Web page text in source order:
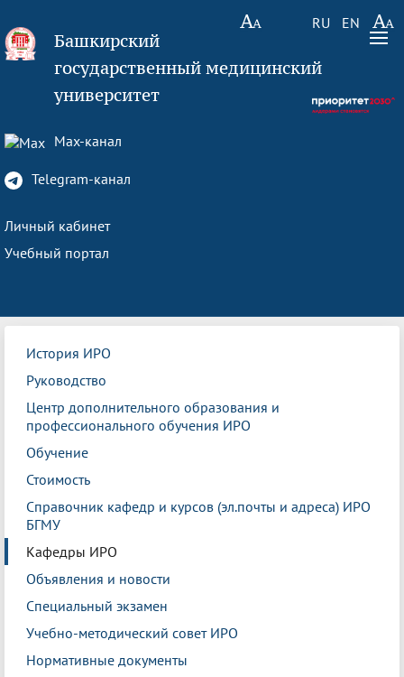
RU EN
Башкирский
государственный медицинский
университет
Max-канал
Telegram-канал
Личный кабинет
Учебный портал
История ИРО
Руководство
Центр дополнительного образования и
профессионального обучения ИРО
Обучение
Стоимость
Справочник кафедр и курсов (эл.почты и адреса) ИРО
БГМУ
Кафедры ИРО
Объявления и новости
Специальный экзамен
Учебно-методический совет ИРО
Нормативные документы